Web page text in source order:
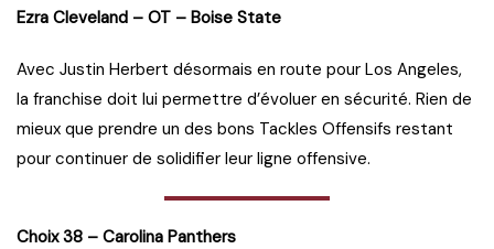
Ezra Cleveland – OT – Boise State
Avec Justin Herbert désormais en route pour Los Angeles,
la franchise doit lui permettre d’évoluer en sécurité. Rien de
mieux que prendre un des bons Tackles Offensifs restant
pour continuer de solidifier leur ligne offensive.
Choix 38 – Carolina Panthers